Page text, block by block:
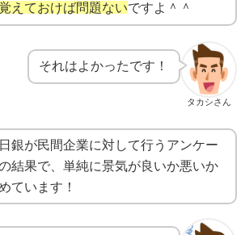
えておけば問題ないですよ＾＾
タカシさん
それはよかったです！
銀が民間企業に対して行うアンケー
結果で、単純に景気が良いか悪いか
ています！